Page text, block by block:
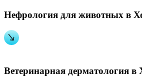
Нефрология для животных в
Ветеринарная дерматология в